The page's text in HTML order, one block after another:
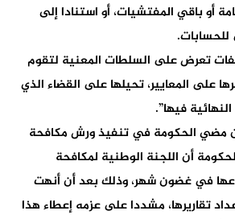
أو باقي المفتشيات، أو استنادا إلى
للحسابات.
تعرض على السلطات المعنية لتقوم
على المعايير، تحيلها على القضاء الذي
فيها”.
الحكومة في تنفيذ ورش مكافحة
أن اللجنة الوطنية لمكافحة
في غضون شهر، وذلك بعد أن أنهت
تقاريرها، مشددا على عزمه إعطاء هذا